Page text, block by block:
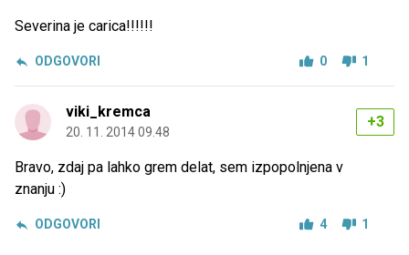
Severina je carica!!!!!!
ODGOVORI 0 1
viki_kremca
20. 11. 2014 09.48
+3
Bravo, zdaj pa lahko grem delat, sem izpopolnjena v
znanju :)
ODGOVORI 4 1